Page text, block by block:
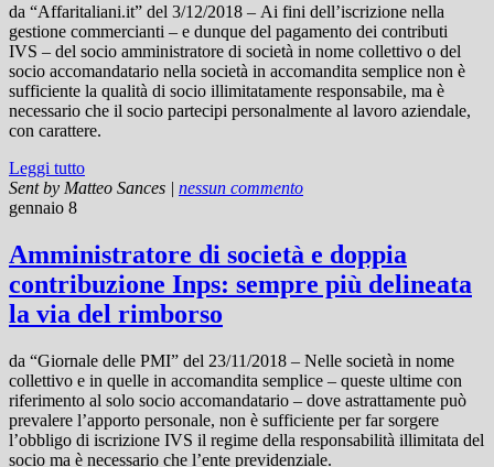
da “Affaritaliani.it” del 3/12/2018 – Ai fini dell’iscrizione nella
gestione commercianti – e dunque del pagamento dei contributi
IVS – del socio amministratore di società in nome collettivo o del
socio accomandatario nella società in accomandita semplice non è
sufficiente la qualità di socio illimitatamente responsabile, ma è
necessario che il socio partecipi personalmente al lavoro aziendale,
con carattere.
Leggi tutto
Sent by Matteo Sances | nessun commento
gennaio 8
Amministratore di società e doppia
contribuzione Inps: sempre più delineata
la via del rimborso
da “Giornale delle PMI” del 23/11/2018 – Nelle società in nome
collettivo e in quelle in accomandita semplice – queste ultime con
riferimento al solo socio accomandatario – dove astrattamente può
prevalere l’apporto personale, non è sufficiente per far sorgere
l’obbligo di iscrizione IVS il regime della responsabilità illimitata del
socio ma è necessario che l’ente previdenziale.